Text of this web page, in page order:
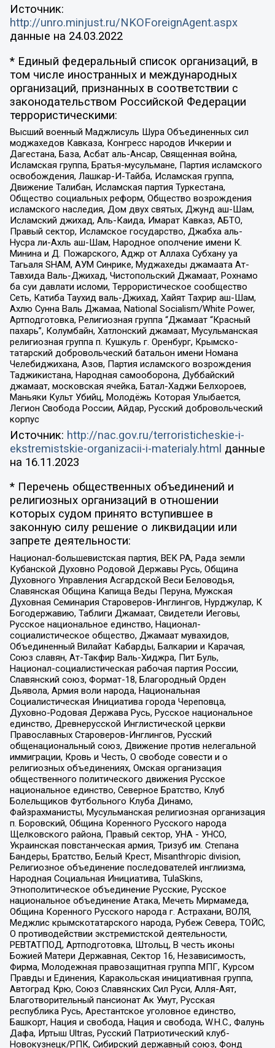
Источник:
http://unro.minjust.ru/NKOForeignAgent.aspx
данные на 24.03.2022
* Единый федеральный список организаций, в
том числе иностранных и международных
организаций, признанных в соответствии с
законодательством Российской Федерации
террористическими:
Высший военный Маджлисуль Шура Объединенных сил
моджахедов Кавказа, Конгресс народов Ичкерии и
Дагестана, База, Асбат аль-Ансар, Священная война,
Исламская группа, Братья-мусульмане, Партия исламского
освобождения, Лашкар-И-Тайба, Исламская группа,
Движение Талибан, Исламская партия Туркестана,
Общество социальных реформ, Общество возрождения
исламского наследия, Дом двух святых, Джунд аш-Шам,
Исламский джихад, Аль-Каида, Имарат Кавказ, АБТО,
Правый сектор, Исламское государство, Джабха аль-
Нусра ли-Ахль аш-Шам, Народное ополчение имени К.
Минина и Д. Пожарского, Аджр от Аллаха Субхану уа
Тагьаля SHAM, АУМ Синрике, Муджахеды джамаата Ат-
Тавхида Валь-Джихад, Чистопольский Джамаат, Рохнамо
ба суи давлати исломи, Террористическое сообщество
Сеть, Катиба Таухид валь-Джихад, Хайят Тахрир аш-Шам,
Ахлю Сунна Валь Джамаа, National Socialism/White Power,
Артподготовка, Религиозная группа “Джамаат “Красный
пахарь”, Колумбайн, Хатлонский джамаат, Мусульманская
религиозная группа п. Кушкуль г. Оренбург, Крымско-
татарский добровольческий батальон имени Номана
Челебиджихана, Азов, Партия исламского возрождения
Таджикистана, Народная самооборона, Дуббайский
джамаат, московская ячейка, Батал-Хаджи Белхороев,
Маньяки Культ Убийц, Молодёжь Которая Улыбается,
Легион Свобода России, Айдар, Русский добровольческий
корпус
Источник: http://nac.gov.ru/terroristicheskie-i-
ekstremistskie-organizacii-i-materialy.html данные
на 16.11.2023
* Перечень общественных объединений и
религиозных организаций в отношении
которых судом принято вступившее в
законную силу решение о ликвидации или
запрете деятельности:
Национал-большевистская партия, ВЕК РА, Рада земли
Кубанской Духовно Родовой Державы Русь, Община
Духовного Управления Асгардской Веси Беловодья,
Славянская Община Капища Веды Перуна, Мужская
Духовная Семинария Староверов-Инглингов, Нурджулар, К
Богодержавию, Таблиги Джамаат, Свидетели Иеговы,
Русское национальное единство, Национал-
социалистическое общество, Джамаат мувахидов,
Объединенный Вилайат Кабарды, Балкарии и Карачая,
Союз славян, Ат-Такфир Валь-Хиджра, Пит Буль,
Национал-социалистическая рабочая партия России,
Славянский союз, Формат-18, Благородный Орден
Дьявола, Армия воли народа, Национальная
Социалистическая Инициатива города Череповца,
Духовно-Родовая Держава Русь, Русское национальное
единство, Древнерусской Инглистической церкви
Православных Староверов-Инглингов, Русский
общенациональный союз, Движение против нелегальной
иммиграции, Кровь и Честь, О свободе совести и о
религиозных объединениях, Омская организация
общественного политического движения Русское
национальное единство, Северное Братство, Клуб
Болельщиков Футбольного Клуба Динамо,
Файзрахманисты, Мусульманская религиозная организация
п. Боровский, Община Коренного Русского народа
Щелковского района, Правый сектор, УНА - УНСО,
Украинская повстанческая армия, Тризуб им. Степана
Бандеры, Братство, Белый Крест, Misanthropic division,
Религиозное объединение последователей инглиизма,
Народная Социальная Инициатива, TulaSkins,
Этнополитическое объединение Русские, Русское
национальное объединение Атака, Мечеть Мирмамеда,
Община Коренного Русского народа г. Астрахани, ВОЛЯ,
Меджлис крымскотатарского народа, Рубеж Севера, ТОЙС,
О противодействии экстремистской деятельности,
РЕВТАТПОД, Артподготовка, Штольц, В честь иконы
Божией Матери Державная, Сектор 16, Независимость,
Фирма, Молодежная правозащитная группа МПГ, Курсом
Правды и Единения, Каракольская инициативная группа,
Автоград Крю, Союз Славянских Сил Руси, Алля-Аят,
Благотворительный пансионат Ак Умут, Русская
республика Русь, Арестантское уголовное единство,
Башкорт, Нация и свобода, Нация и свобода, W.H.С., Фалунь
Дафа, Иртыш Ultras, Русский Патриотический клуб-
Новокузнецк/РПК, Сибирский державный союз, Фонд